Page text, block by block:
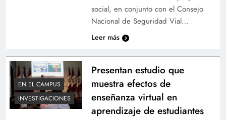
social, en conjunto con el Consejo
Nacional de Seguridad Vial…
Leer más
EN EL CAMPUS
INVESTIGACIONES
Presentan estudio que
muestra efectos de
enseñanza virtual en
aprendizaje de estudiantes